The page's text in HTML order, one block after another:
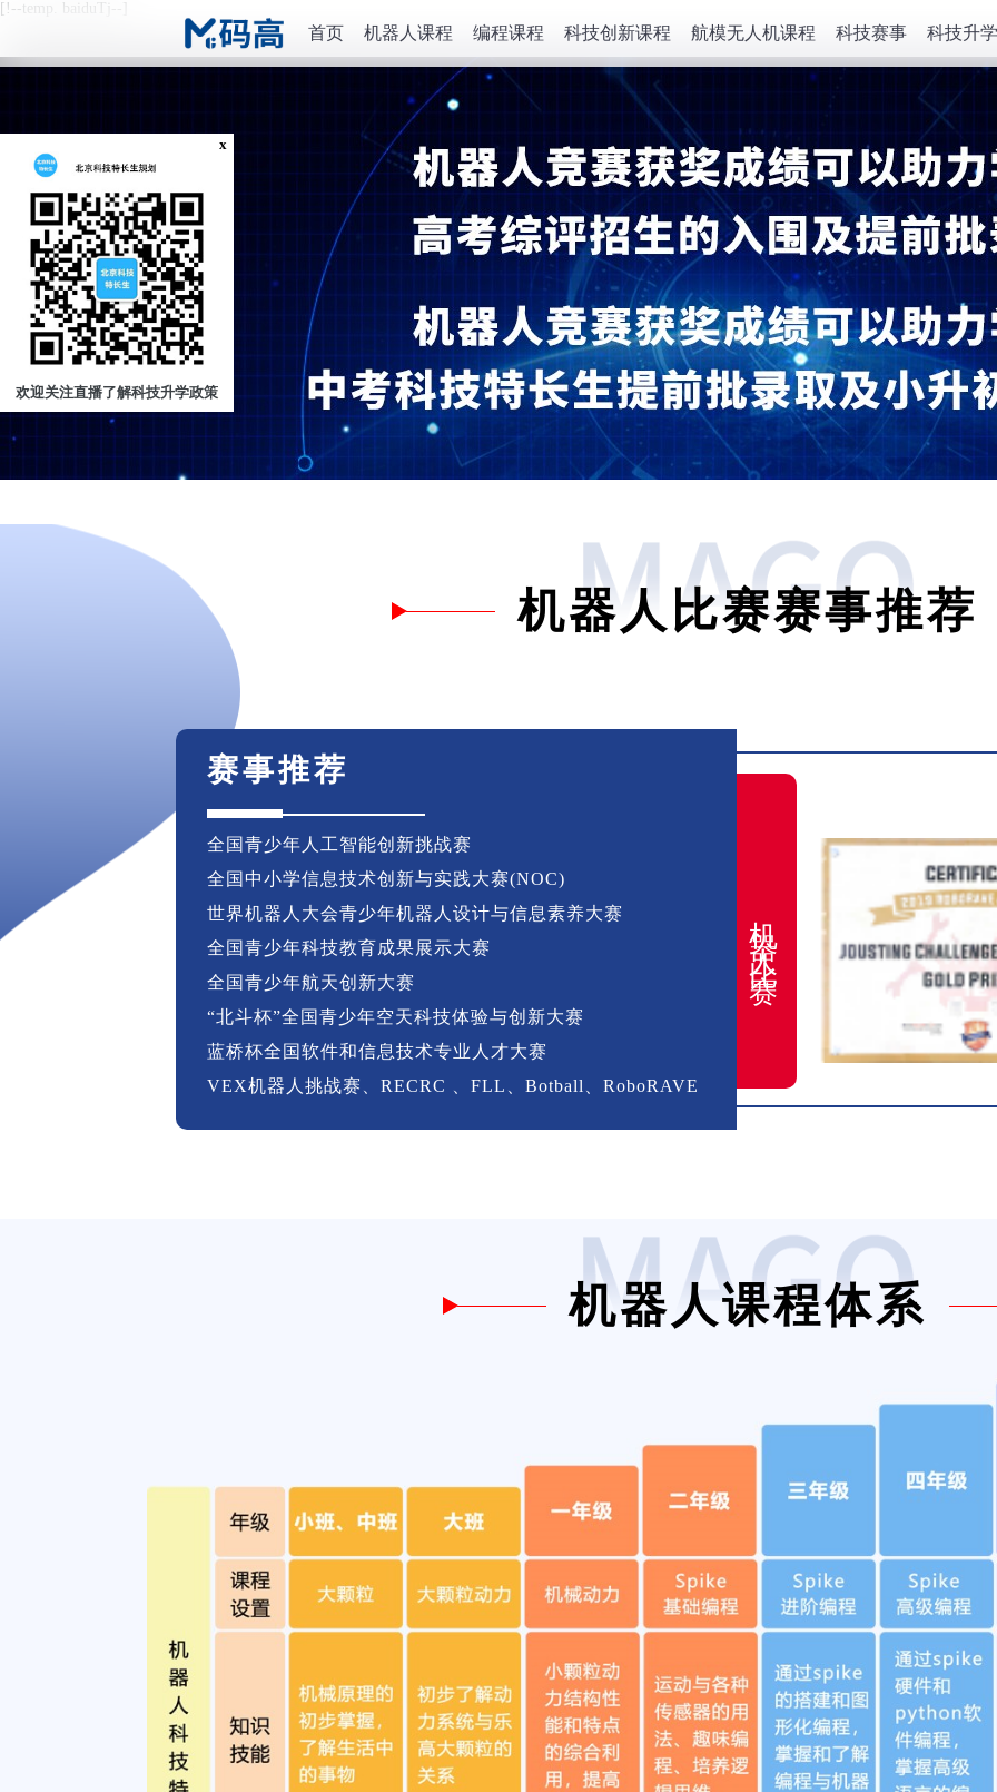
[!--temp. baiduTj--]
首页 机器人课程 编程课程 科技创新课程 航模无人机课程 科技赛事
白名单赛事
科技升
高考科技特
中考科技特
x
欢迎关注直播了解科技升学政策
机器人比赛赛事推荐
赛事推荐
全国青少年人工智能创新挑战赛
全国中小学信息技术创新与实践大赛(NOC)
世界机器人大会青少年机器人设计与信息素养大赛
全国青少年科技教育成果展示大赛
全国青少年航天创新大赛
“北斗杯”全国青少年空天科技体验与创新大赛
蓝桥杯全国软件和信息技术专业人才大赛
VEX机器人挑战赛、RECRC 、FLL、Botball、RoboRAVE
机器人比赛
机器人课程体系